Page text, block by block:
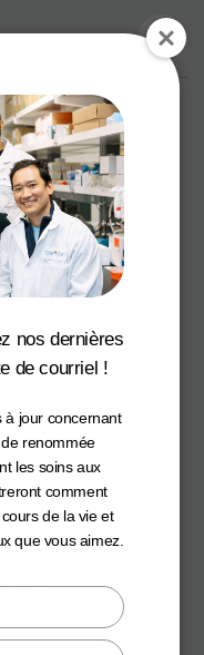
Raise
la
du
Beat
in the
les
le
au
2025
nos dernières
de courriel !
à jour concernant
renommée
les soins aux
comment
de la vie et
que vous aimez.